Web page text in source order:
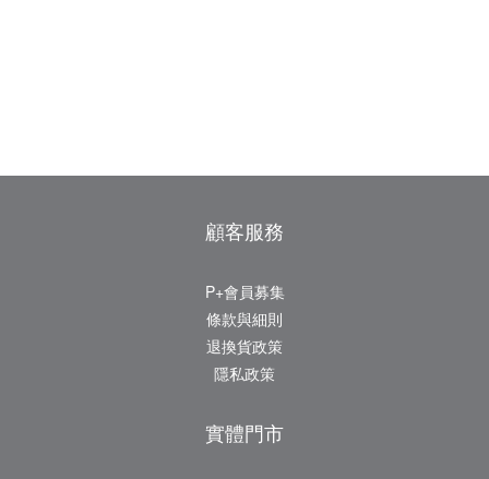
顧客服務
P+會員募集
條款與細則
退換貨政策
隱私政策
實體門市